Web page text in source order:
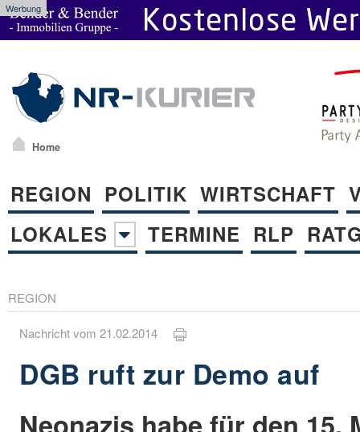
Werbung
Home
REGION POLITIK WIRTSCHAFT
LOKALES
TERMINE RLP
REGION
Nachricht vom 21.02.2014
DGB ruft zur Demo auf
Neonazis habe für den 15.